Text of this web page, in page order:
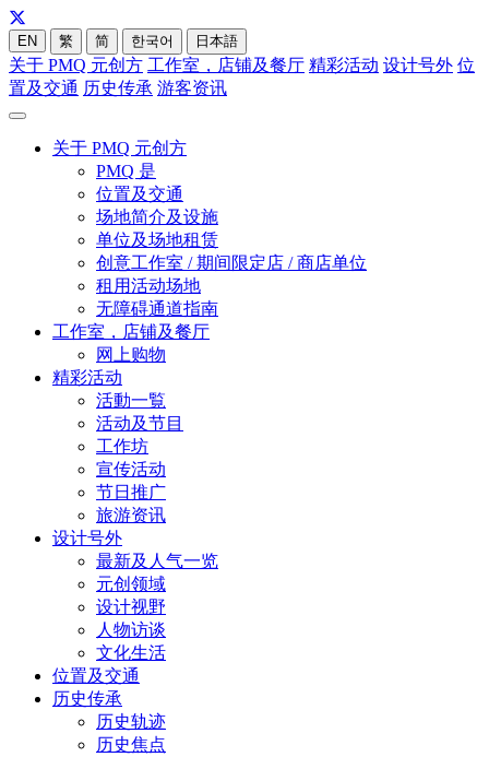
EN 繁 简 한국어 日本語
关于 PMQ 元创方 工作室，店铺及餐厅 精彩活动 设计号外 位
置及交通 历史传承 游客资讯
关于 PMQ 元创方
PMQ 是
位置及交通
场地简介及设施
单位及场地租赁
创意工作室 / 期间限定店 / 商店单位
租用活动场地
无障碍通道指南
工作室，店铺及餐厅
网上购物
精彩活动
活動一覧
活动及节目
工作坊
宣传活动
节日推广
旅游资讯
设计号外
最新及人气一览
元创领域
设计视野
人物访谈
文化生活
位置及交通
历史传承
历史轨迹
历史焦点